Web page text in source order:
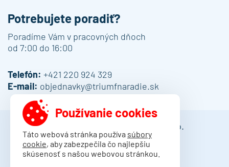
Potrebujete poradiť?
Poradíme Vám v pracovných dňoch
od 7:00 do 16:00
Telefón: +421 220 924 329
E-mail: objednavky@triumfnaradie.sk
© 2013 - 2026 DAMO Slovakia s.r.o.
Obchodné podmienky
Dodacie podmienky
Používanie cookies
Táto webová stránka používa súbory
cookie, aby zabezpečila čo najlepšiu
skúsenosť s našou webovou stránkou.